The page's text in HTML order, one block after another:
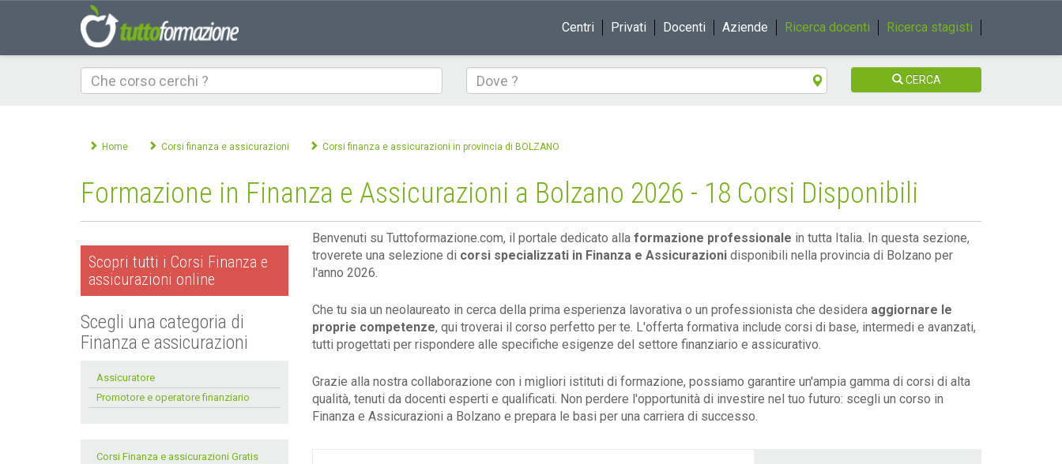
Centri Privati Docenti Aziende Ricerca docenti Ricerca stagisti
Che
corso
Dove CERCA
Home Corsi finanza e assicurazioni Corsi finanza e assicurazioni in provincia di BOLZANO
Formazione in Finanza e Assicurazioni a Bolzano 2026 - 18 Corsi Disponibili
Scopri tutti i Corsi Finanza e
assicurazioni online
Scegli una categoria di
Finanza e assicurazioni
Assicuratore
Promotore e operatore finanziario
Corsi Finanza e assicurazioni Gratis
Benvenuti su Tuttoformazione.com, il portale dedicato alla formazione professionale in tutta Italia. In questa sezione,
troverete una selezione di corsi specializzati in Finanza e Assicurazionidisponibili nella provincia di Bolzano per
l'anno 2026.
Che tu sia un neolaureato in cerca della prima esperienza lavorativa o un professionista che desidera aggiornare le
proprie competenze, qui troverai il corso perfetto per te. L'offerta formativa include corsi di base, intermedi e avanzati,
tutti progettati per rispondere alle specifiche esigenze del settore finanziario e assicurativo.
Grazie alla nostra collaborazione con i migliori istituti di formazione, possiamo garantire un'ampia gamma di corsi di alta
qualità, tenuti da docenti esperti e qualificati. Non perdere l'opportunità di investire nel tuo futuro: scegli un corso in
Finanza e Assicurazioni a Bolzano e prepara le basi per una carriera di successo.